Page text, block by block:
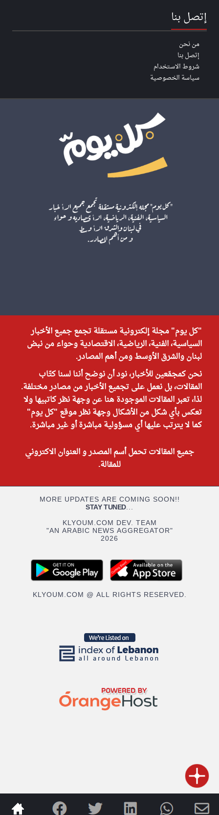
إتصل بنا
من نحن
إتصل بنا
شروط الاستخدام
سياسة الخصوصية
"كل يوم" مجلة إلكترونية مستقلة تجمع جميع الأخبار
السياسية، الفنية، الرياضية، الاقتصادية وحواء من نبض
لبنان والشرق الأوسط ومن أهم المصادر.
نحن كمجمّعين للأخبار، نود أن نوضح أننا لسنا كتّاب
المقالات، بل نعمل على تجميع الأخبار من مصادر مختلفة.
لذا، تعبر المقالات الموجودة هنا عن وجهة نظر كاتبيها ولا
تعكس بأي شكل من الأشكال وجهة نظر موقع "كل يوم"
كما لا يترتب عليها أي مسؤولية مباشرة أو غير مباشرة.
جميع المقالات تحمل أسم المصدر و العنوان الاكتروني
للمقالة.
MORE UPDATES ARE COMING SOON!!
STAY TUNED...
KLYOUM.COM DEV. TEAM
"AN ARABIC NEWS AGGREGATOR"
2026
KLYOUM.COM @ ALL RIGHTS RESERVED.